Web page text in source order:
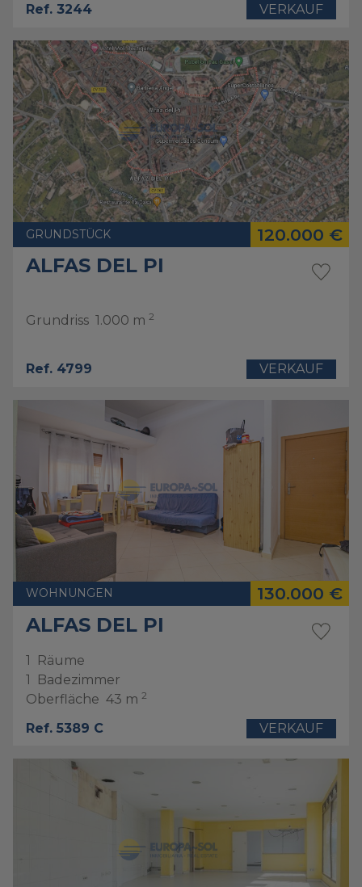
Ref. 3244 VERKAUF
GRUNDSTÜCK 120.000 €
ALFAS DEL PI
Grundriss 1.000 m 2
Ref. 4799 VERKAUF
WOHNUNGEN 130.000 €
ALFAS DEL PI
1
Räume
1
Badezimmer
Oberfläche 43 m 2
Ref. 5389 C VERKAUF